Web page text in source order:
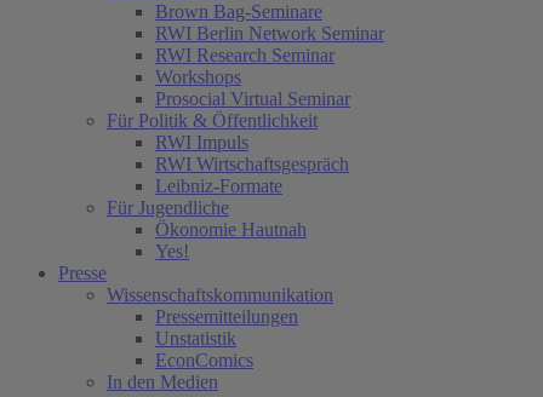
Brown Bag-Seminare
RWI Berlin Network Seminar
RWI Research Seminar
Workshops
Prosocial Virtual Seminar
Für Politik & Öffentlichkeit
RWI Impuls
RWI Wirtschaftsgespräch
Leibniz-Formate
Für Jugendliche
Ökonomie Hautnah
Yes!
Presse
Wissenschaftskommunikation
Pressemitteilungen
Unstatistik
EconComics
In den Medien